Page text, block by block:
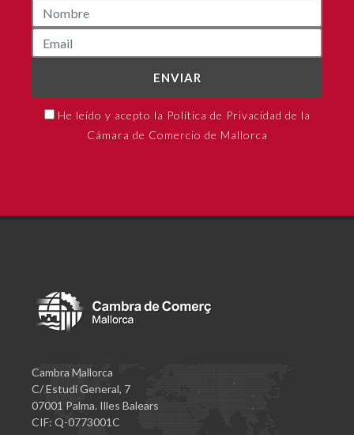
ENVIAR
He leído y acepto la Política de Privacidad de la
Cámara de Comercio de Mallorca
Cambra Mallorca
C/ Estudi General, 7
07001 Palma. Illes Balears
CIF: Q-0773001C